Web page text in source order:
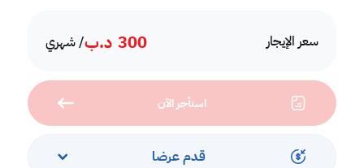
سعر الإيجار 300 د.ب/ شهري
استأجر الآن
قدم عرضا